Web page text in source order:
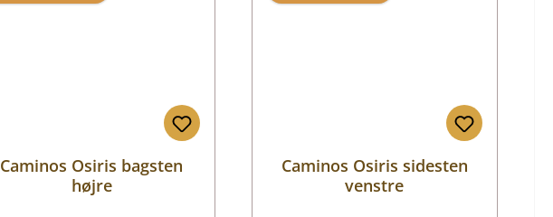
Caminos Osiris bagsten
højre
Caminos Osiris sidesten
venstre